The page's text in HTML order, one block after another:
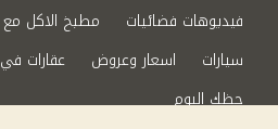
فيديوهات فضائيات
مطبخ الاكل
سيارات
اسعار وعروض عقارات
حظك اليوم